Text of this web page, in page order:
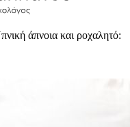
–
άπνοια και ροχαλητό: